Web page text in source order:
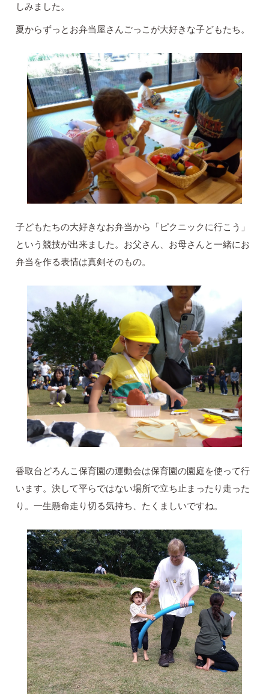
しみました。
夏からずっとお弁当屋さんごっこが大好きな子どもたち。
子どもたちの大好きなお弁当から「ピクニックに行こう」
という競技が出来ました。お父さん、お母さんと一緒にお
弁当を作る表情は真剣そのもの。
香取台どろんこ保育園の運動会は保育園の園庭を使って行
います。決して平らではない場所で立ち止まったり走った
り。一生懸命走り切る気持ち、たくましいですね。